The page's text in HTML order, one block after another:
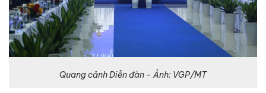
Quang cảnh Diễn đàn - Ảnh: VGP/MT